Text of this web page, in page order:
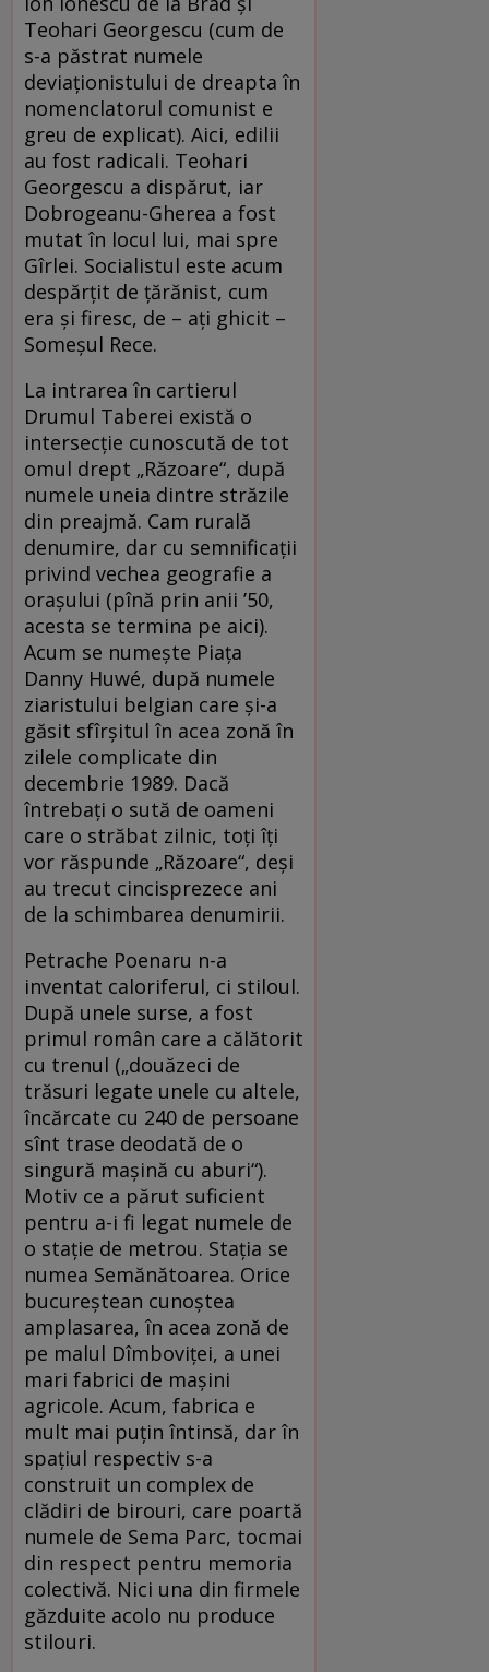
Teohari Georgescu (cum de
s-a păstrat numele
deviaţionistului de dreapta în
nomenclatorul comunist e
greu de explicat). Aici, edilii
au fost radicali. Teohari
Georgescu a dispărut, iar
Dobrogeanu-Gherea a fost
mutat în locul lui, mai spre
Gîrlei. Socialistul este acum
despărţit de ţărănist, cum
era şi firesc, de – aţi ghicit –
Someşul Rece.
La intrarea în cartierul
Drumul Taberei există o
intersecţie cunoscută de tot
omul drept „Răzoare“, după
numele uneia dintre străzile
din preajmă. Cam rurală
denumire, dar cu semnificaţii
privind vechea geografie a
oraşului (pînă prin anii ’50,
acesta se termina pe aici).
Acum se numeşte Piaţa
Danny Huwé, după numele
ziaristului belgian care şi-a
găsit sfîrşitul în acea zonă în
zilele complicate din
decembrie 1989. Dacă
întrebaţi o sută de oameni
care o străbat zilnic, toţi îţi
vor răspunde „Răzoare“, deşi
au trecut cincisprezece ani
de la schimbarea denumirii.
Petrache Poenaru n-a
inventat caloriferul, ci stiloul.
După unele surse, a fost
primul român care a călătorit
cu trenul („douăzeci de
trăsuri legate unele cu altele,
încărcate cu 240 de persoane
sînt trase deodată de o
singură maşină cu aburi“).
Motiv ce a părut suficient
pentru a-i fi legat numele de
o staţie de metrou. Staţia se
numea Semănătoarea. Orice
bucureştean cunoştea
amplasarea, în acea zonă de
pe malul Dîmboviţei, a unei
mari fabrici de maşini
agricole. Acum, fabrica e
mult mai puţin întinsă, dar în
spaţiul respectiv s-a
construit un complex de
clădiri de birouri, care poartă
numele de Sema Parc, tocmai
din respect pentru memoria
colectivă. Nici una din firmele
găzduite acolo nu produce
stilouri.